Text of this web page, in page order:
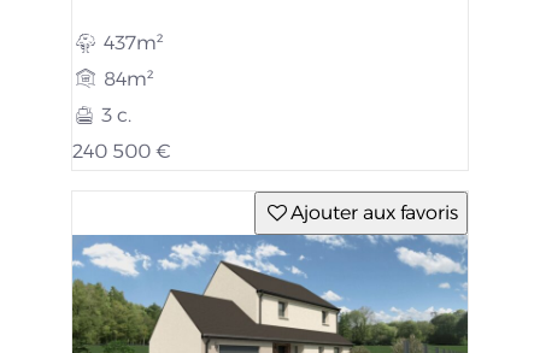
437m²
84m²
3 c.
240 500 €
Ajouter aux favoris